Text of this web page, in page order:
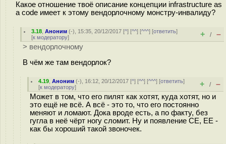
Какое отношение твоё описание концепции infrastructure as
a code имеет к этому вендорлочному монстру-инвалиду?
3.18 ,Аноним (-), 15:35, 20/12/2017 [^] [^^] [^^^] [ответить]
[к модератору] + / –
> вендорлочному
В чём же там вендорлок?
4.19 ,Аноним (-), 16:12, 20/12/2017 [^] [^^] [^^^] [ответить]
[к модератору] + / –
Может в том, что его пилят как хотят, куда хотят, но и
это ещё не всё. А всё - это то, что его постоянно
меняют и ломают. Дока вроде есть, а по факту, без
гугла в неё чёрт ногу сломит. Ну и появление CE, EE -
как бы хороший такой звоночек.